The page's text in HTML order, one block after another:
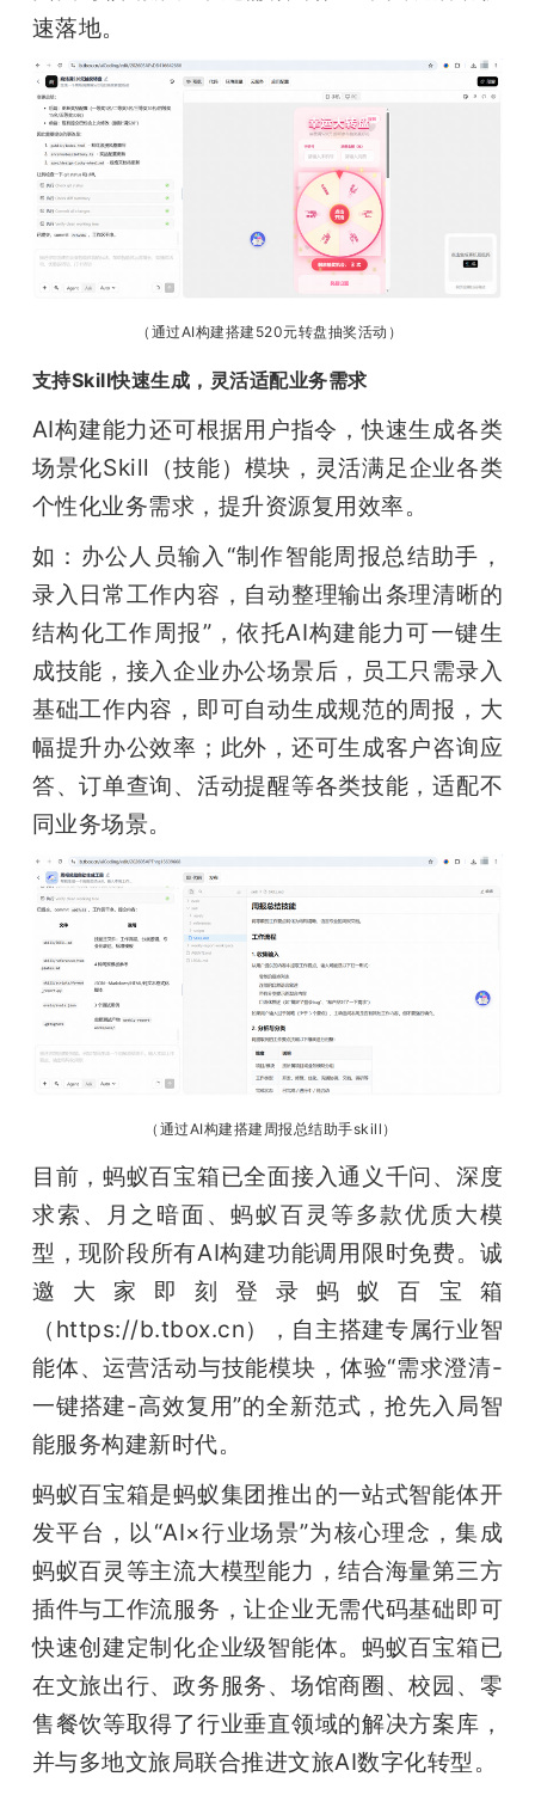
速落地。
（通过AI构建搭建520元转盘抽奖活动）
支持Skill快速生成，灵活适配业务需求
AI构建能力还可根据用户指令，快速生成各类
场景化Skill（技能）模块，灵活满足企业各类
个性化业务需求，提升资源复用效率。
如：办公人员输入“制作智能周报总结助手，
录入日常工作内容，自动整理输出条理清晰的
结构化工作周报”，依托AI构建能力可一键生
成技能，接入企业办公场景后，员工只需录入
基础工作内容，即可自动生成规范的周报，大
幅提升办公效率；此外，还可生成客户咨询应
答、订单查询、活动提醒等各类技能，适配不
同业务场景。
（通过AI构建搭建周报总结助手skill）
目前，蚂蚁百宝箱已全面接入通义千问、深度
求索、月之暗面、蚂蚁百灵等多款优质大模
型，现阶段所有AI构建功能调用限时免费。诚
邀大家即刻登录蚂蚁百宝箱
（https://b.tbox.cn），自主搭建专属行业智
能体、运营活动与技能模块，体验“需求澄清-
一键搭建-高效复用”的全新范式，抢先入局智
能服务构建新时代。
蚂蚁百宝箱是蚂蚁集团推出的一站式智能体开
发平台，以“AI×行业场景”为核心理念，集成
蚂蚁百灵等主流大模型能力，结合海量第三方
插件与工作流服务，让企业无需代码基础即可
快速创建定制化企业级智能体。蚂蚁百宝箱已
在文旅出行、政务服务、场馆商圈、校园、零
售餐饮等取得了行业垂直领域的解决方案库，
并与多地文旅局联合推进文旅AI数字化转型。